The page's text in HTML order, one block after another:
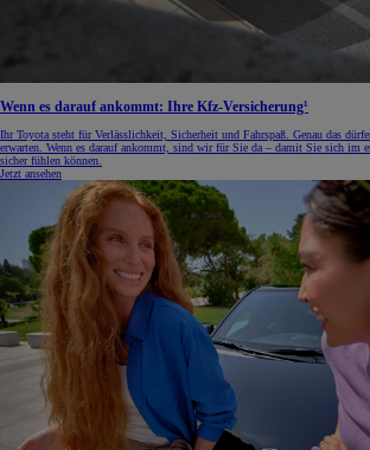
Wenn es darauf ankommt: Ihre Kfz-Versicherung¹
Ihr Toyota steht für Verlässlichkeit, Sicherheit und Fahrspaß. Genau das
erwarten. Wenn es darauf ankommt, sind wir für Sie da – damit Sie sich im
sicher fühlen können.
Jetzt ansehen